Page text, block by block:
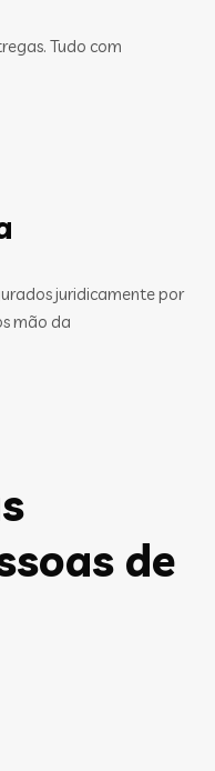
Tudo com
juridicamente por
mão da
de